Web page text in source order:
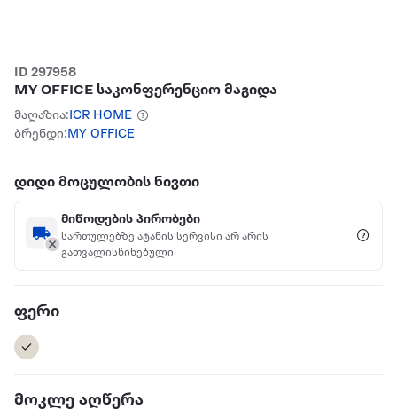
ID 297958
MY OFFICE საკონფერენციო მაგიდა
მაღაზია: ICR HOME
ბრენდი: MY OFFICE
დიდი მოცულობის ნივთი
მიწოდების პირობები
სართულებზე ატანის სერვისი არ არის
გათვალისწინებული
ფერი
მოკლე აღწერა